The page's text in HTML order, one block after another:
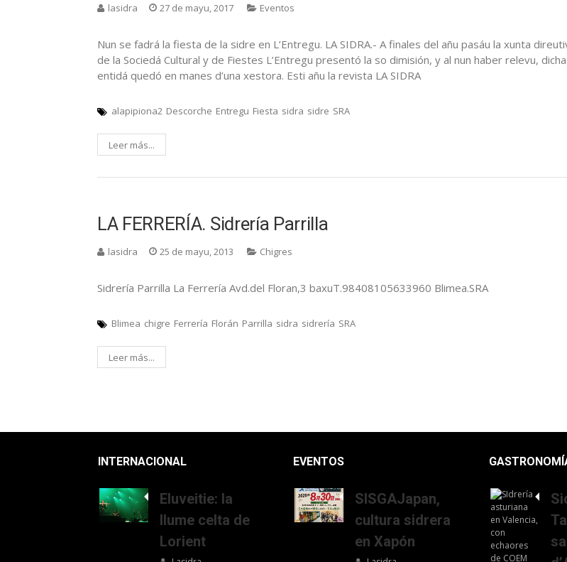
lasidra 27 de mayu, 2017 Eventos
Nun se fadrá la fiesta de la sidre en L’Entregu. LA SIDRA.- A finales del añu pasáu la xunta
de la Sociedá Cultural y de Fiestes L’Entregu presentó la so dimisión, y al nun haber relevu, dicha
entidá quedó en manes d’una xestora. Esti añu la revista LA SIDRA
alapipiona2 Descorche Entregu Fiesta sidra sidre SRA
Leer más...
LA FERRERÍA. Sidrería Parrilla
lasidra 25 de mayu, 2013 Chigres
Sidrería Parrilla La Ferrería Avd.del Floran,3 baxuT.98408105633960 Blimea.SRA
Blimea chigre Ferrería Florán Parrilla sidra sidrería SRA
Leer más...
INTERNACIONAL
Eluveitie: la
llume celta de
Lorient
EVENTOS
SISGAJapan,
cultura sidrera
en Xapón